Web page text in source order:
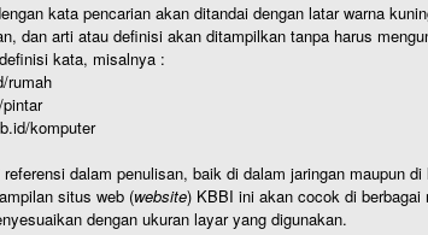
kata pencarian akan ditandai dengan latar warna
dan arti atau definisi akan ditampilkan tanpa harus
kata, misalnya :
rumah
komputer
dalam penulisan, baik di dalam jaringan maupun di
situs web (website) KBBI ini akan cocok di
dengan ukuran layar yang digunakan.